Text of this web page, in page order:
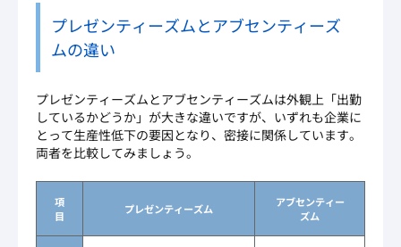
プレゼンティーズムとアブセンティーズ
ムの違い
プレゼンティーズムとアブセンティーズムは外観上「出勤
しているかどうか」が大きな違いですが、いずれも企業に
とって生産性低下の要因となり、密接に関係しています。
両者を比較してみましょう。
項
目
プレゼンティーズム
アブセンティー
ズム